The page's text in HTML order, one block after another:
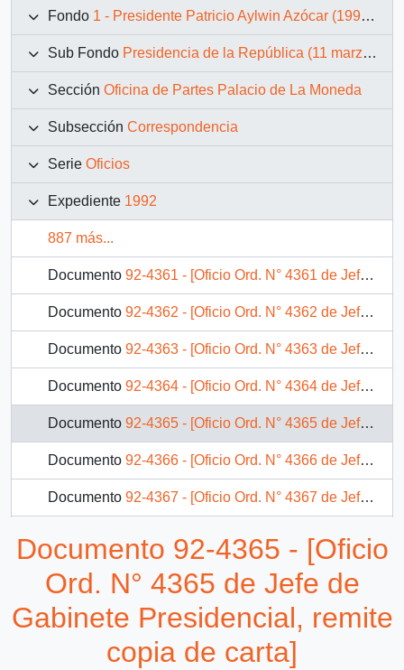
Fondo 1 - Presidente Patricio Aylwin Azócar (1990-1994)
Sub Fondo Presidencia de la República (11 marzo 1990 – 11 marzo 1994)
Sección Oficina de Partes Palacio de La Moneda
Subsección Correspondencia
Serie Oficios
Expediente 1992
887 más...
Documento 92-4361 - [Oficio Ord. N° 4361 de Jefe de Gabinete Presidencial, remite copia de carta]
Documento 92-4362 - [Oficio Ord. N° 4362 de Jefe de Gabinete Presidencial, remite copia de carta]
Documento 92-4363 - [Oficio Ord. N° 4363 de Jefe de Gabinete Presidencial, remite copia de carta]
Documento 92-4364 - [Oficio Ord. N° 4364 de Jefe de Gabinete Presidencial, remite copia de carta]
Documento 92-4365 - [Oficio Ord. N° 4365 de Jefe de Gabinete Presidencial, remite copia de carta]
Documento 92-4366 - [Oficio Ord. N° 4366 de Jefe de Gabinete Presidencial, remite copia de carta]
Documento 92-4367 - [Oficio Ord. N° 4367 de Jefe de Gabinete Presidencial, remite copia de carta]
92-4368 - [Oficio Ord. N° 4368 de Jefe de Gabinete Presidencial, remite copia de carta]
Documento 92-4369 - [Oficio Ord. N° 4369 de Jefe de Gabinete Presidencial, remite copia de carta]
734 más...
Documento 92-4365 - [Oficio
Ord. N° 4365 de Jefe de
Gabinete Presidencial, remite
copia de carta]